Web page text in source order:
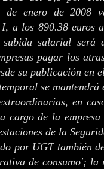
de enero de 2008
a los 890.38 euros
salarial será
pagar los
su publicación en
se
en
cargo de la
de la
por UGT también
de consumo';